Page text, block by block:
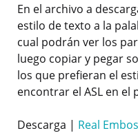
En el archivo a
estilo de texto a la
cual podrán ver los
luego copiar y pegar
los que prefieran el
encontrar el ASL en el
Descarga | Real